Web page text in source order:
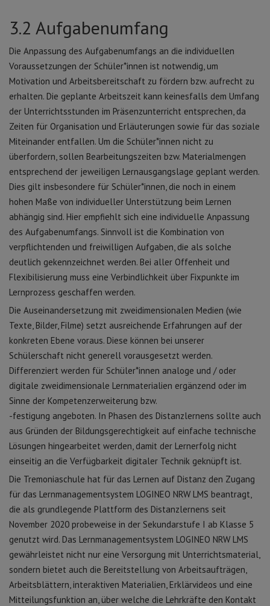
3.2 Aufgabenumfang
Die Anpassung des Aufgabenumfangs an die individuellen
Voraussetzungen der Schüler*innen ist notwendig, um
Motivation und Arbeitsbereitschaft zu fördern bzw. aufrecht zu
erhalten. Die geplante Arbeitszeit kann keinesfalls dem Umfang
der Unterrichtsstunden im Präsenzunterricht entsprechen, da
Zeiten für Organisation und Erläuterungen sowie für das soziale
Miteinander entfallen. Um die Schüler*innen nicht zu
überfordern, sollen Bearbeitungszeiten bzw. Materialmengen
entsprechend der jeweiligen Lernausgangslage geplant werden.
Dies gilt insbesondere für Schüler*innen, die noch in einem
hohen Maße von individueller Unterstützung beim Lernen
abhängig sind. Hier empfiehlt sich eine individuelle Anpassung
des Aufgabenumfangs. Sinnvoll ist die Kombination von
verpflichtenden und freiwilligen Aufgaben, die als solche
deutlich gekennzeichnet werden. Bei aller Offenheit und
Flexibilisierung muss eine Verbindlichkeit über Fixpunkte im
Lernprozess geschaffen werden.
Die Auseinandersetzung mit zweidimensionalen Medien (wie
Texte, Bilder, Filme) setzt ausreichende Erfahrungen auf der
konkreten Ebene voraus. Diese können bei unserer
Schülerschaft nicht generell vorausgesetzt werden.
Differenziert werden für Schüler*innen analoge und / oder
digitale zweidimensionale Lernmaterialien ergänzend oder im
Sinne der Kompetenzerweiterung bzw.
-festigung angeboten. In Phasen des Distanzlernens sollte auch
aus Gründen der Bildungsgerechtigkeit auf einfache technische
Lösungen hingearbeitet werden, damit der Lernerfolg nicht
einseitig an die Verfügbarkeit digitaler Technik geknüpft ist.
Die Tremoniaschule hat für das Lernen auf Distanz den Zugang
für das Lernmanagementsystem LOGINEO NRW LMS beantragt,
die als grundlegende Plattform des Distanzlernens seit
November 2020 probeweise in der Sekundarstufe I ab Klasse 5
genutzt wird. Das Lernmanagementsystem LOGINEO NRW LMS
gewährleistet nicht nur eine Versorgung mit Unterrichtsmaterial,
sondern bietet auch die Bereitstellung von Arbeitsaufträgen,
Arbeitsblättern, interaktiven Materialien, Erklärvideos und eine
Mitteilungsfunktion an, über welche die Lehrkräfte den Kontakt